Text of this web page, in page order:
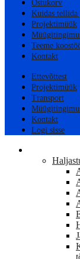
Ostukorv
Kuidas tellida
Projektimüük
Teeme
Kontakt
Ettevõttest
Projektimüük
Transport
Kontakt
Logi sisse